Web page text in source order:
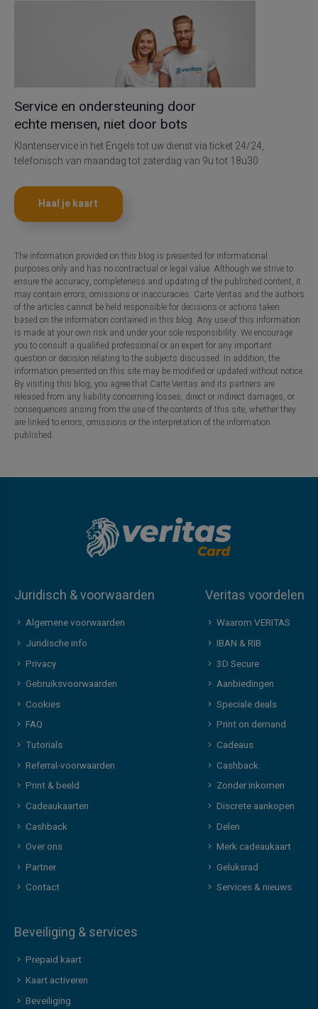
Service en ondersteuning door
echte mensen, niet door bots
Klantenservice in het Engels tot uw dienst via ticket 24/24,
telefonisch van maandag tot zaterdag van 9u tot 18u30
Haal je kaart
The information provided on this blog is presented for informational
purposes only and has no contractual or legal value. Although we strive to
ensure the accuracy, completeness and updating of the published content, it
may contain errors, omissions or inaccuracies. Carte Veritas and the authors
of the articles cannot be held responsible for decisions or actions taken
based on the information contained in this blog. Any use of this information
is made at your own risk and under your sole responsibility. We encourage
you to consult a qualified professional or an expert for any important
question or decision relating to the subjects discussed. In addition, the
information presented on this site may be modified or updated without notice.
By visiting this blog, you agree that Carte Veritas and its partners are
released from any liability concerning losses, direct or indirect damages, or
consequences arising from the use of the contents of this site, whether they
are linked to errors, omissions or the interpretation of the information
published.
Juridisch & voorwaarden
Algemene voorwaarden
Juridische info
Privacy
Gebruiksvoorwaarden
Cookies
FAQ
Tutorials
Referral-voorwaarden
Print & beeld
Cadeaukaarten
Cashback
Over ons
Partner
Contact
Veritas voordelen
Waarom VERITAS
IBAN & RIB
3D Secure
Aanbiedingen
Speciale deals
Print on demand
Cadeaus
Cashback
Zonder inkomen
Discrete aankopen
Delen
Merk cadeaukaart
Geluksrad
Services & nieuws
Beveiliging & services
Prepaid kaart
Kaart activeren
Beveiliging